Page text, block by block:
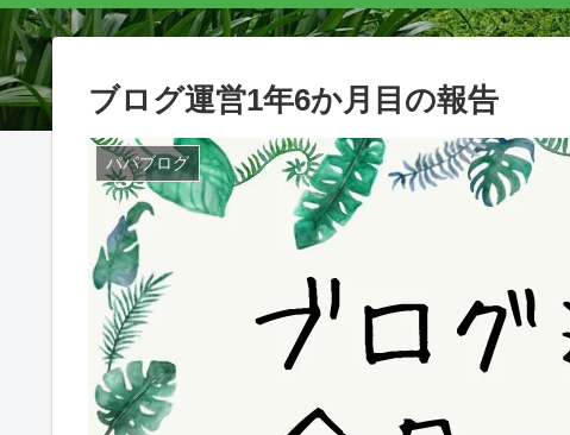
ブログ運営1年6か月目の報告
パパブログ